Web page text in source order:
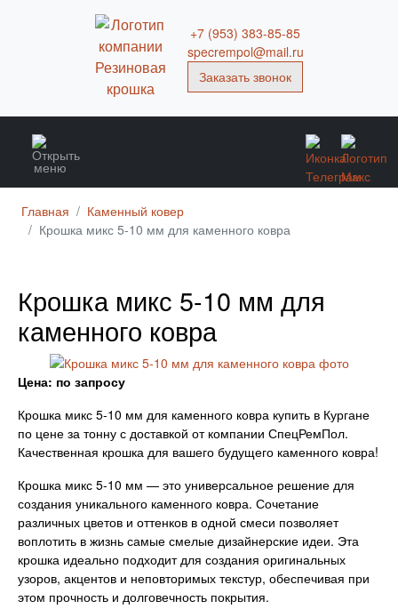
Главная
Каменный ковер
Крошка микс 5-10 мм для каменного ковра
Крошка микс 5-10 мм для
каменного ковра
Цена: по запросу
Крошка микс 5-10 мм для каменного ковра купить в Кургане
по цене за тонну с доставкой от компании СпецРемПол.
Качественная крошка для вашего будущего каменного ковра!
Крошка микс 5-10 мм — это универсальное решение для
создания уникального каменного ковра. Сочетание
различных цветов и оттенков в одной смеси позволяет
воплотить в жизнь самые смелые дизайнерские идеи. Эта
крошка идеально подходит для создания оригинальных
узоров, акцентов и неповторимых текстур, обеспечивая при
этом прочность и долговечность покрытия.
+7 (953) 383-85-85
specrempol@mail.ru
Заказать звонок